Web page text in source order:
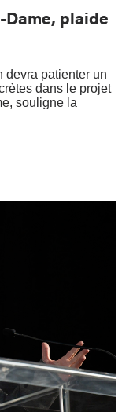
plaide
devra patienter un
dans le projet
souligne la